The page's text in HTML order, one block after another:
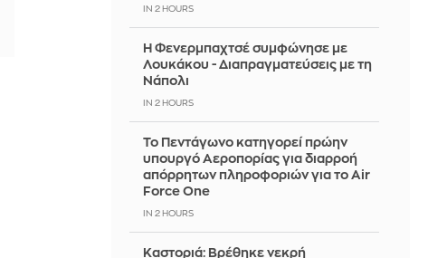
IN 2 HOURS
Η Φενερμπαχτσέ συμφώνησε με
Λουκάκου - Διαπραγματεύσεις με τη
Νάπολι
IN 2 HOURS
Το Πεντάγωνο κατηγορεί πρώην
υπουργό Αεροπορίας για διαρροή
απόρρητων πληροφοριών για το Air
Force One
IN 2 HOURS
Καστοριά: Βρέθηκε νεκρή